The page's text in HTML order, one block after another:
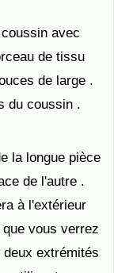
avec
de tissu
de large .
du coussin .
la longue pièce
de l'autre .
à l'extérieur
vous verrez
extrémités